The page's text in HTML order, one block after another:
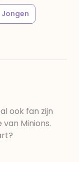
Jongen
ook fan zijn
Minions.